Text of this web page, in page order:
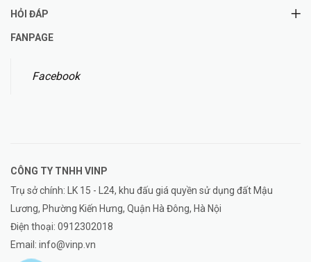
HỎI ĐÁP
FANPAGE
Facebook
CÔNG TY TNHH VINP
Trụ sở chính: LK 15 - L24, khu đấu giá quyền sử dụng đất Mậu
Lương, Phường Kiến Hưng, Quận Hà Đông, Hà Nội
Điện thoại: 0912302018
Email: info@vinp.vn